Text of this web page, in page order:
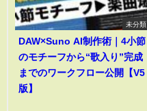
未分類
DAW×Suno AI制作術｜4小節
のモチーフから“歌入り”完成
までのワークフロー公開【V5
版】